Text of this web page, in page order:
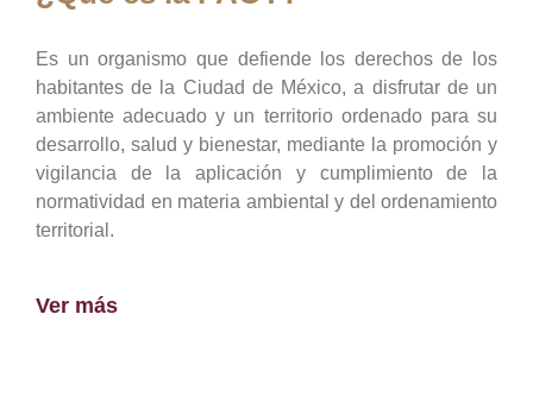
Es un organismo que defiende los derechos de los
habitantes de la Ciudad de México, a disfrutar de un
ambiente adecuado y un territorio ordenado para su
desarrollo, salud y bienestar, mediante la promoción y
vigilancia de la aplicación y cumplimiento de la
normatividad en materia ambiental y del ordenamiento
territorial.
Ver más